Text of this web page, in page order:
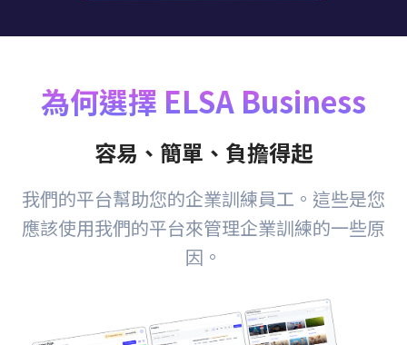
為何選擇 ELSA Business
容易、簡單、負擔得起
我們的平台幫助您的企業訓練員工。這些是您
應該使用我們的平台來管理企業訓練的一些原
因。